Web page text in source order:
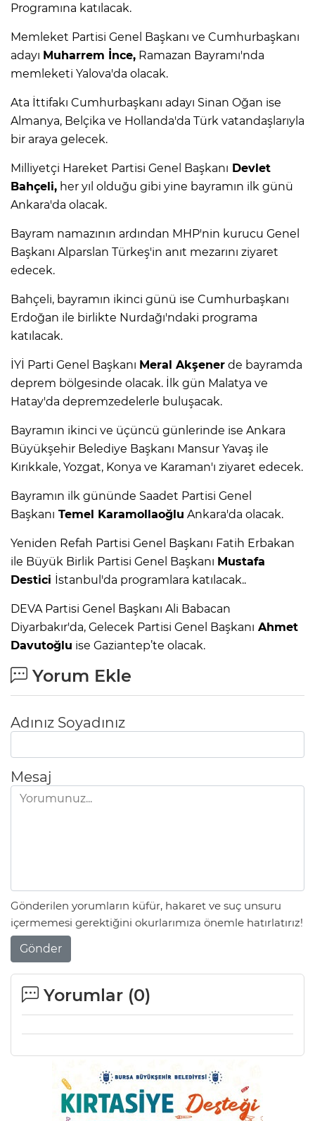
Programına katılacak.
Memleket Partisi Genel Başkanı ve Cumhurbaşkanı
adayı Muharrem İnce, Ramazan Bayramı'nda
memleketi Yalova'da olacak.
Ata İttifakı Cumhurbaşkanı adayı Sinan Oğan ise
Almanya, Belçika ve Hollanda'da Türk vatandaşlarıyla
bir araya gelecek.
Milliyetçi Hareket Partisi Genel Başkanı Devlet
Bahçeli, her yıl olduğu gibi yine bayramın ilk günü
Ankara'da olacak.
Bayram namazının ardından MHP'nin kurucu Genel
Başkanı Alparslan Türkeş'in anıt mezarını ziyaret
edecek.
Bahçeli, bayramın ikinci günü ise Cumhurbaşkanı
Erdoğan ile birlikte Nurdağı'ndaki programa
katılacak.
İYİ Parti Genel Başkanı Meral Akşener de bayramda
deprem bölgesinde olacak. İlk gün Malatya ve
Hatay'da depremzedelerle buluşacak.
Bayramın ikinci ve üçüncü günlerinde ise Ankara
Büyükşehir Belediye Başkanı Mansur Yavaş ile
Kırıkkale, Yozgat, Konya ve Karaman'ı ziyaret edecek.
Bayramın ilk gününde Saadet Partisi Genel
Başkanı Temel Karamollaoğlu Ankara'da olacak.
Yeniden Refah Partisi Genel Başkanı Fatih Erbakan
ile Büyük Birlik Partisi Genel Başkanı Mustafa
Destici İstanbul'da programlara katılacak..
DEVA Partisi Genel Başkanı Ali Babacan
Diyarbakır'da, Gelecek Partisi Genel Başkanı Ahmet
Davutoğlu ise Gaziantep’te olacak.
Yorum Ekle
Adınız Soyadınız
Mesaj
Gönderilen yorumların küfür, hakaret ve suç unsuru
içermemesi gerektiğini okurlarımıza önemle hatırlatırız!
Gönder
Yorumlar (0)